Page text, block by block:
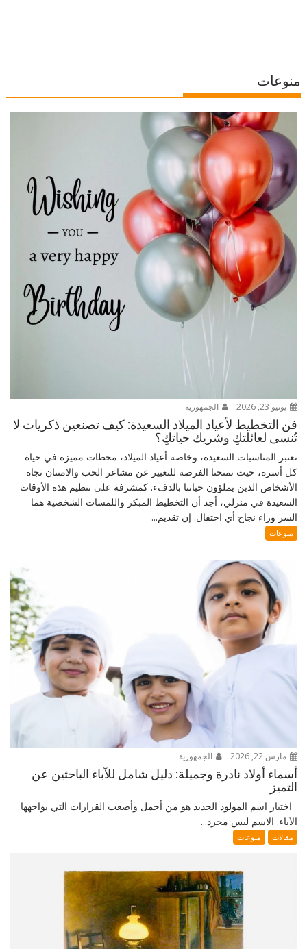
منوعات
يونيو 23, 2026 الجمهورية
فن التخطيط لأعياد الميلاد السعيدة: كيف تصنعين ذكريات لا
تُنسى لعائلتكِ وشريك حياتكِ؟
تعتبر المناسبات السعيدة، وخاصة أعياد الميلاد، محطات مميزة في حياة
كل أسرة، حيث تمنحنا الفرصة للتعبير عن مشاعر الحب والامتنان تجاه
الأشخاص الذين يملؤون حياتنا بالدفء. كمشرفة على تنظيم هذه الأوقات
السعيدة في منزلي، أجد أن التخطيط المبكر واللمسات الشخصية هما
السر وراء نجاح أي احتفال. إن تقديم...
منوعات
مارس 22, 2026 الجمهورية
أسماء أولاد نادرة وجميلة: دليل شامل للآباء الباحثين عن
التميز
اختيار اسم المولود الجديد هو من أجمل وأصعب القرارات التي يواجهها
الآباء. الاسم ليس مجرد...
مقالات منوعات